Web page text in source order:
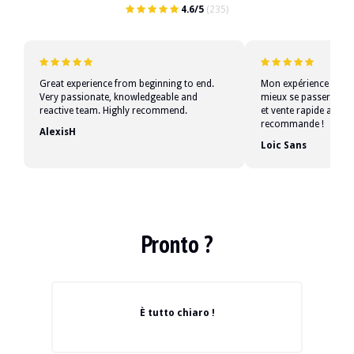
4.6/5 (235)
Great experience from beginning to end.
Very passionate, knowledgeable and
reactive team. Highly recommend.
AlexisH
Mon expérience
mieux se passer,
et vente rapide au
recommande !
Loic Sans
Pronto ?
È tutto chiaro !